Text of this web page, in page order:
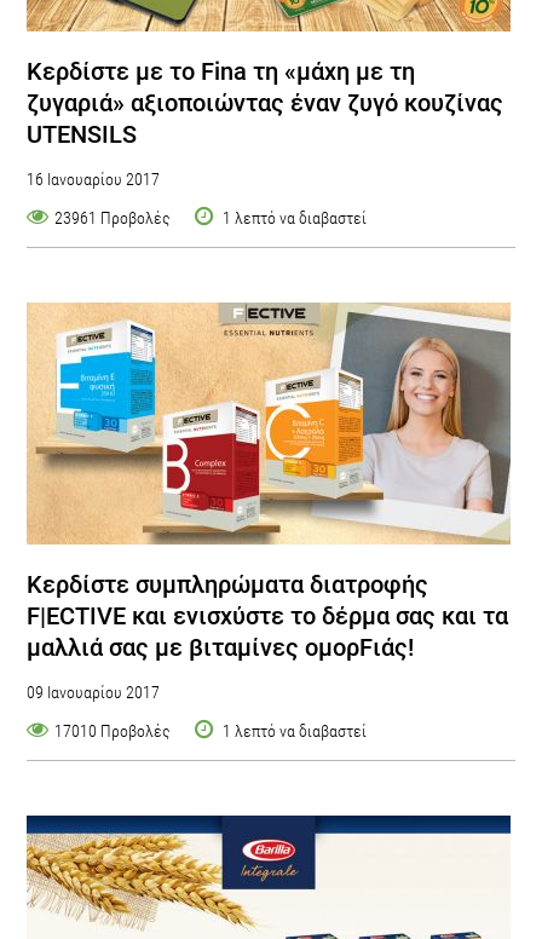
Κερδίστε με το Fina τη «μάχη με τη
ζυγαριά» αξιοποιώντας έναν ζυγό κουζίνας
UTENSILS
16 Ιανουαρίου 2017
23961 Προβολές
1 λεπτό να διαβαστεί
Κερδίστε συμπληρώματα διατροφής
F|ECTIVE και ενισχύστε το δέρμα σας και τα
μαλλιά σας με βιταμίνες ομορFιάς!
09 Ιανουαρίου 2017
17010 Προβολές
1 λεπτό να διαβαστεί